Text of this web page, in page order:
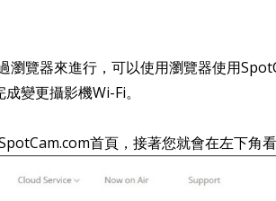
瀏覽器來進行，可以使用瀏覽器使用
變更攝影機Wi-Fi。
首頁，接著您就會在左下角